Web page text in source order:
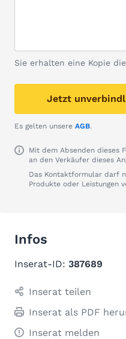
Sie erhalten eine Kopie
Jetzt
Es gelten unsere AGB.
Mit dem Absenden dieses
an den Verkäufer dieses
Das Kontaktformular darf
Produkte oder Leistungen
Infos
Inserat-ID: 387689
Inserat teilen
Inserat als PDF
Inserat melden